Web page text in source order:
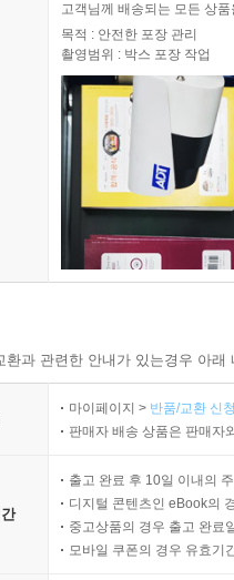
고객님께 배송되는 모든 상
목적 : 안전한 포장 관리
촬영범위 : 박스 포장 작업
과 관련한 안내가 있는경우 아
마이페이지 > 반품/교환 신
판매자 배송 상품은 판매자
출고 완료 후 10일 이내의
디지털 콘텐츠인 eBook의
중고상품의 경우 출고 완료
모바일 쿠폰의 경우 유효기